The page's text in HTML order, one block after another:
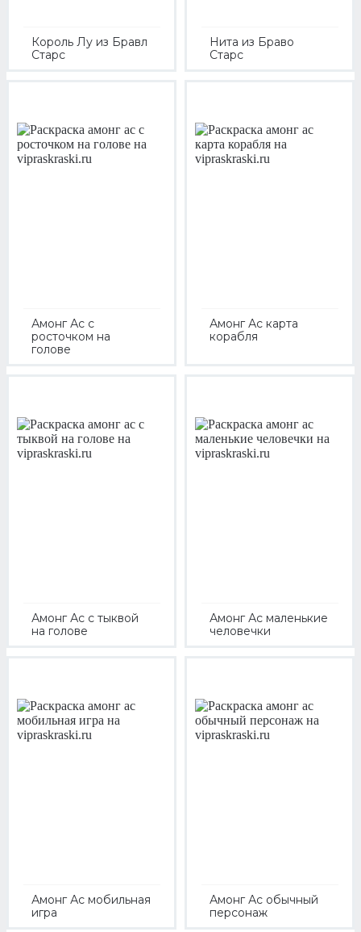
Король Лу из Бравл
Старс
Нита из Браво
Старс
Амонг Ас с
росточком на
голове
Амонг Ас карта
корабля
Амонг Ас с тыквой
на голове
Амонг Ас маленькие
человечки
Амонг Ас мобильная
игра
Амонг Ас обычный
персонаж